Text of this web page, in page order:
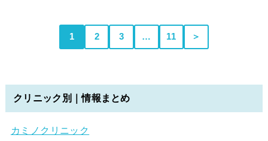
1 2 3 … 11 ＞
クリニック別｜情報まとめ
カミノクリニック